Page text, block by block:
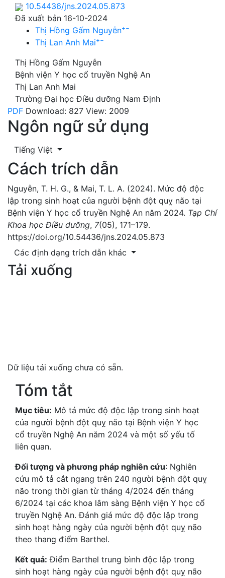
10.54436/jns.2024.05.873
Đã xuất bản 16-10-2024
Thị Hồng Gấm Nguyễn+−
Thị Lan Anh Mai+−
Thị Hồng Gấm Nguyễn
Bệnh viện Y học cổ truyền Nghệ An
Thị Lan Anh Mai
Trường Đại học Điều dưỡng Nam Định
PDF Download: 827 View: 2009
Ngôn ngữ sử dụng
Tiếng Việt
Cách trích dẫn
Nguyễn, T. H. G., & Mai, T. L. A. (2024). Mức độ độc
lập trong sinh hoạt của người bệnh đột quỵ não tại
Bệnh viện Y học cổ truyền Nghệ An năm 2024. Tạp Chí
Khoa học Điều dưỡng, 7(05), 171–179.
https://doi.org/10.54436/jns.2024.05.873
Các định dạng trích dẫn khác
Tải xuống
Dữ liệu tải xuống chưa có sẵn.
Tóm tắt
Mục tiêu: Mô tả mức độ độc lập trong sinh hoạt
của người bệnh đột quỵ não tại Bệnh viện Y học
cổ truyền Nghệ An năm 2024 và một số yếu tố
liên quan.
Đối tượng và phương pháp nghiên cứu: Nghiên
cứu mô tả cắt ngang trên 240 người bệnh đột quỵ
não trong thời gian từ tháng 4/2024 đến tháng
6/2024 tại các khoa lâm sàng Bệnh viện Y học cổ
truyền Nghệ An. Đánh giá mức độ độc lập trong
sinh hoạt hàng ngày của người bệnh đột quỵ não
theo thang điểm Barthel.
Kết quả: Điểm Barthel trung bình độc lập trong
sinh hoạt hàng ngày của người bệnh đột quỵ não